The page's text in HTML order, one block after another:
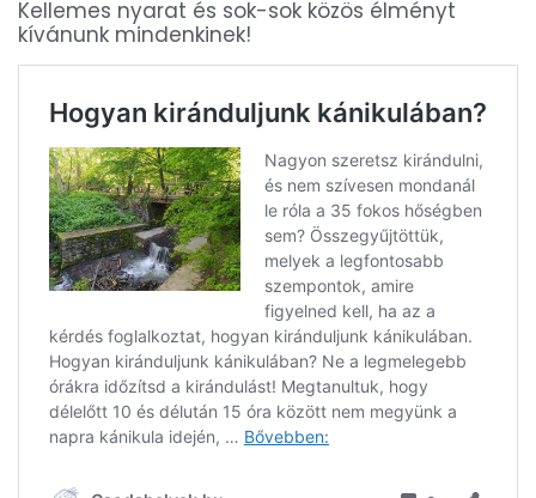
Kellemes nyarat és sok-sok közös élményt
kívánunk mindenkinek!